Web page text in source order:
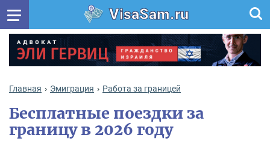
VisaSam.ru
Главная Эмиграция Работа за границей
Бесплатные поездки за
границу в 2026 году